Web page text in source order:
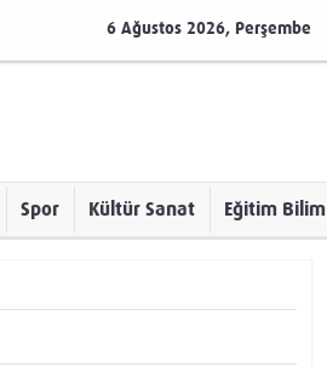
6 Ağustos 2026, Perşembe
Spor Kültür Sanat Eğitim Bilim